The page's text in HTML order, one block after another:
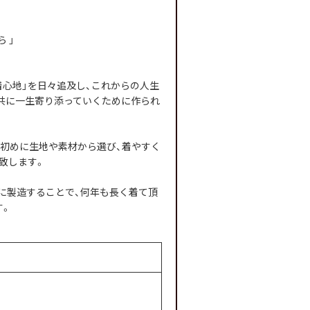
」
地」を日々追及し、これからの人生
に一生寄り添っていくために作られ
めに生地や素材から選び、着やすく
します。
製造することで、何年も長く着て頂